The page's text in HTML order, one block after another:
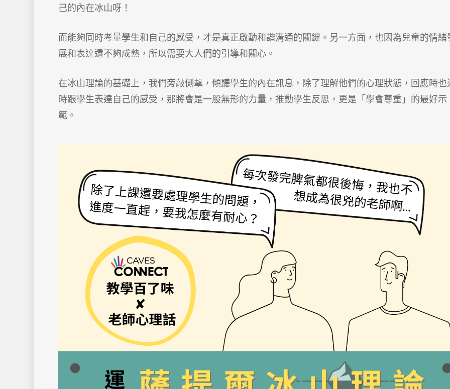
己的內在冰山呀！
而能夠同時考量學生和自己的感受，才是真正啟動和諧溝通的關鍵。另一方面，也因為兒童的情緒
展和表達還不夠成熟，所以需要大人們的引導和關心。
在冰山理論的基礎上，我們旁敲側擊，傾聽學生的內在訊息，除了理解他們的心理狀態，回應時也
時跟學生表達自己的感受，那將會是一股無形的力量，推動學生反思，更是「學會尊重」的最好示
範。